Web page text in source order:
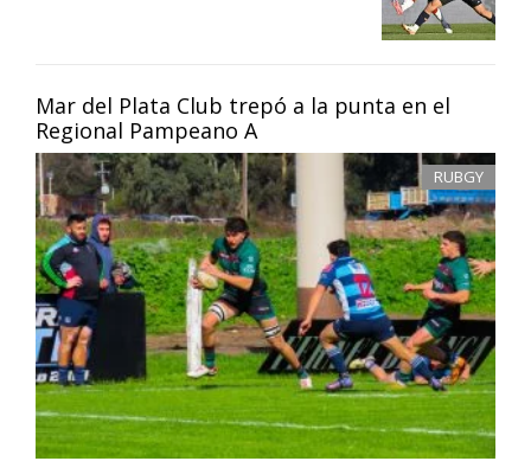
Mar del Plata Club trepó a la punta en el
Regional Pampeano A
RUBGY